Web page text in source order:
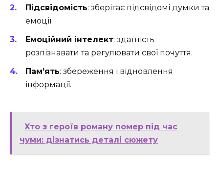
Підсвідомість: зберігає підсвідомі думки та
емоції.
Емоційний інтелект: здатність
розпізнавати та регулювати свої почуття.
Пам’ять: збереження і відновлення
інформації.
Хто з героїв роману помер під час
чуми: дізнатись деталі сюжету